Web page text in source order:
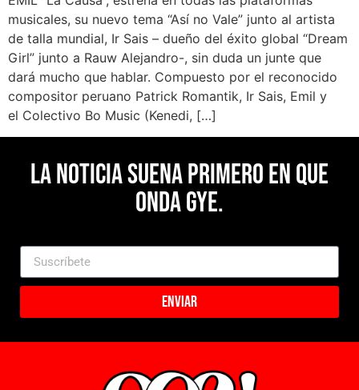
musicales, su nuevo tema “Así no Vale” junto al artista
de talla mundial, Ir Sais – dueño del éxito global “Dream
Girl” junto a Rauw Alejandro-, sin duda un junte que
dará mucho que hablar. Compuesto por el reconocido
compositor peruano Patrick Romantik, Ir Sais, Emil y
el Colectivo Bo Music (Kenedi, […]
La noticia suena primero en Que
Onda Gye.
Enviar